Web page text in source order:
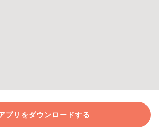
プリをダウンロードする